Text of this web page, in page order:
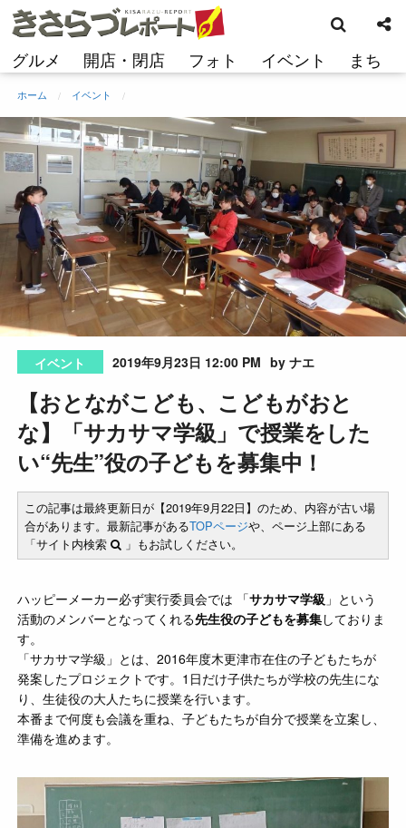
コ
ン
ン
へ
ス
キ
プ
グルメ 開店・閉店 フォト イベント まち
索
ホーム イベント
イベント 2019年9月23日 12:00 PM by ナエ
【おとながこども、こどもがおと
な】「サカサマ学級」で授業をした
い“先生”役の子どもを募集中！
この記事は最終更新日が【2019年9月22日】のため、内容が古い場
合があります。最新記事があるTOPページや、ページ上部にある
「サイト内検索
」もお試しください。
ハッピーメーカー必ず実行委員会では 「サカサマ学級 」という
活動のメンバーとなってくれる先生役の子どもを募集しておりま
す。
「サカサマ学級」とは、2016年度木更津市在住の子どもたちが
発案したプロジェクトです。1日だけ子供たちが学校の先生にな
り、生徒役の大人たちに授業を行います。
本番まで何度も会議を重ね、子どもたちが自分で授業を立案し、
準備を進めます。